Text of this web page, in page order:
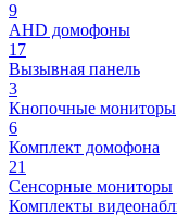
9
AHD домофоны
17
Вызывная панель
3
Кнопочные мониторы
6
Комплект домофона
21
Сенсорные мониторы
Комплекты